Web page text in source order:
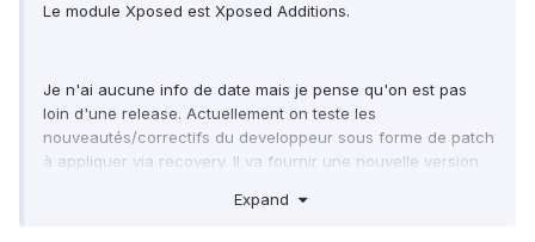
Le module Xposed est Xposed Additions.
Je n'ai aucune info de date mais je pense qu'on est pas
loin d'une release. Actuellement on teste les
nouveautés/correctifs du developpeur sous forme de patch
à appliquer via recovery. Il va fournir une nouvelle version
n'est détecté il est pas impensable qu'il considère la ROM
Expand